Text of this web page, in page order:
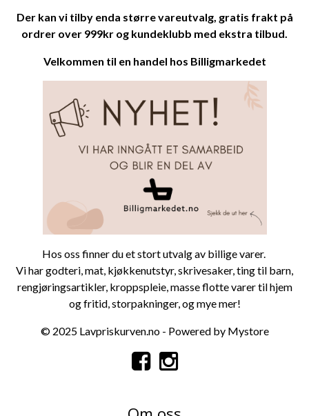
Der kan vi tilby enda større vareutvalg, gratis frakt på
ordrer over 999kr og kundeklubb med ekstra tilbud.
Velkommen til en handel hos Billigmarkedet
Hos oss finner du et stort utvalg av billige varer.
Vi hargodteri,mat, kjøkkenutstyr,skrivesaker,ting til barn,
rengjøringsartikler, kroppspleie, masse flotte varer tilhjem
og fritid,storpakninger, og mye mer!
© 2025 Lavpriskurven.no - Powered by Mystore